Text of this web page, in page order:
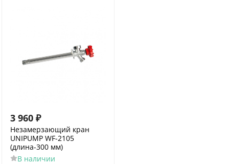
3 960 ₽
Незамерзающий кран
UNIPUMP WF-2105
(длина-300 мм)
В наличии